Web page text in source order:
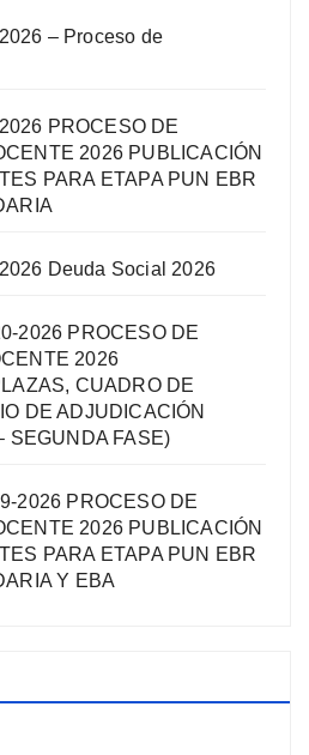
– Proceso de
PROCESO DE
2026 PUBLICACIÓN
PARA ETAPA PUN EBR
Deuda Social 2026
2026 PROCESO DE
2026
CUADRO DE
DE ADJUDICACIÓN
SEGUNDA FASE)
2026 PROCESO DE
2026 PUBLICACIÓN
PARA ETAPA PUN EBR
Y EBA